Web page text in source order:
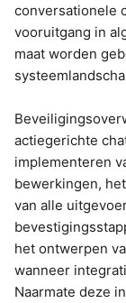
conversationele
vooruitgang in
maat worden
actiegerichte
implementeren
bewerkingen,
van alle
het ontwerpen
wanneer
Naarmate deze